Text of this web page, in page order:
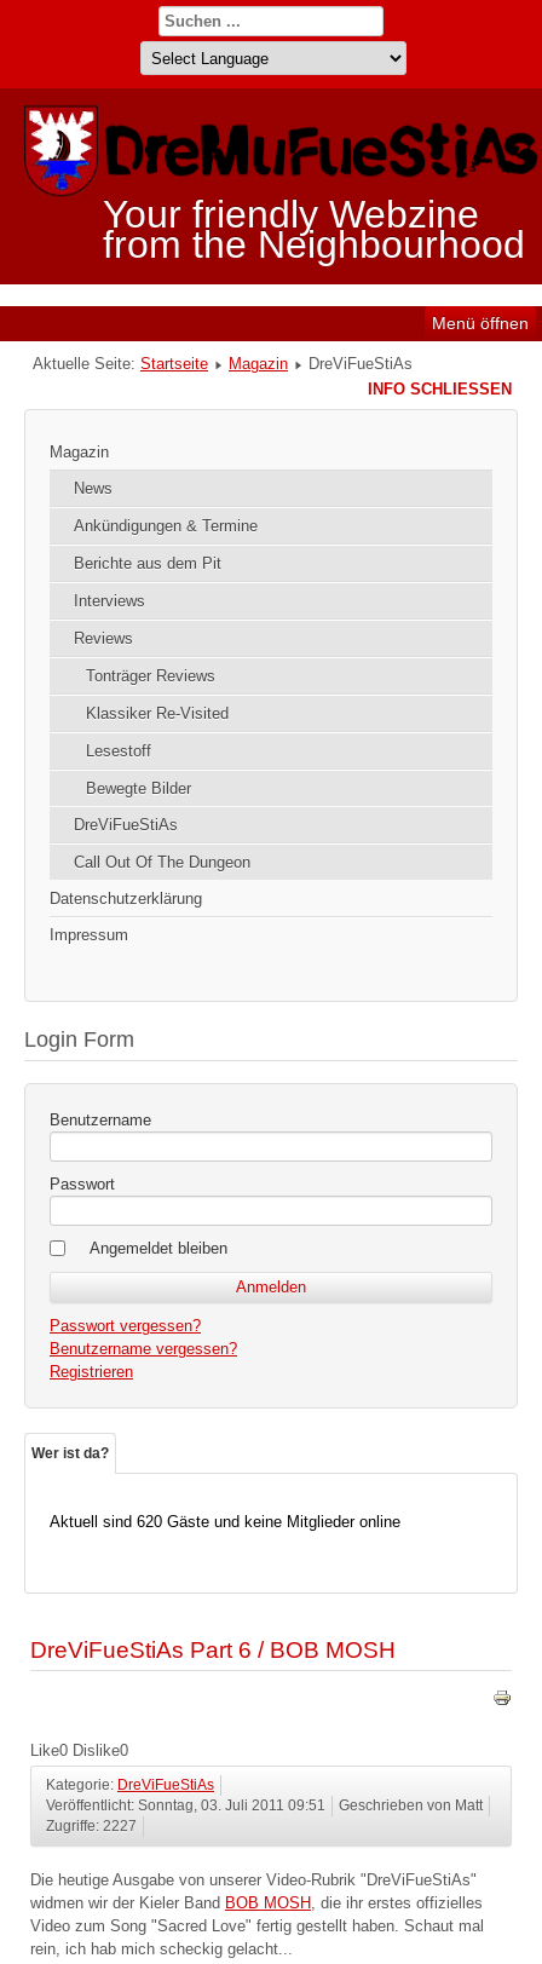
Your friendly Webzine
from the Neighbourhood
Menü öffnen
Aktuelle Seite: Startseite Magazin DreViFueStiAs
Magazin
News
Ankündigungen & Termine
Berichte aus dem Pit
Interviews
Reviews
Tonträger Reviews
Klassiker Re-Visited
Lesestoff
Bewegte Bilder
DreViFueStiAs
Call Out Of The Dungeon
Datenschutzerklärung
Impressum
Login Form
Benutzername
Passwort
Angemeldet bleiben
Passwort vergessen?
Benutzername vergessen?
Registrieren
Wer ist da?
Aktuell sind 620 Gäste und keine Mitglieder online
DreViFueStiAs Part 6 / BOB MOSH
Like0 Dislike0
Kategorie:
DreViFueStiAs
Veröffentlicht: Sonntag, 03. Juli 2011 09:51
Geschrieben von Matt
Zugriffe: 2227
Die heutige Ausgabe von unserer Video-Rubrik "DreViFueStiAs"
widmen wir der Kieler Band BOB MOSH, die ihr erstes offizielles
Video zum Song "Sacred Love" fertig gestellt haben. Schaut mal
rein, ich hab mich scheckig gelacht...
INFO SCHLIESSEN